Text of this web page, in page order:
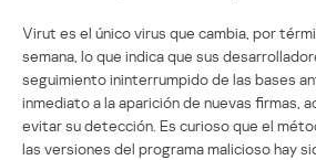
Virut es el único virus que cambia, por
semana, lo que indica que sus
seguimiento ininterrumpido de las bases
inmediato a la aparición de nuevas firmas,
evitar su detección. Es curioso que el
las versiones del programa malicioso hay